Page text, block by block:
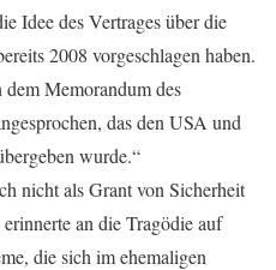
Idee des Vertrages über die
2008 vorgeschlagen haben.
Memorandum des
das den USA und
wurde.“
nicht als Grant von Sicherheit
an die Tragödie auf
die sich im ehemaligen